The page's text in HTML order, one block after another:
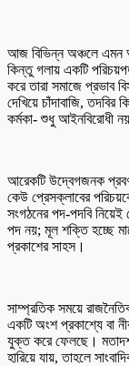
আজ বিভিন্ন অঞ্চলে এমন
কিন্তু গলায় একটি
করে তারা সমাজে প্রভাব
দেখিয়ে চাঁদাবাজি,
কর্মকা- শুধু আইনবিরোধী
আরেকটি উদ্বেগজনক
কেউ প্রেসক্লাবের
সংগঠনের পদ-পদবি
পদ নয়; মূল শক্তি হচ্ছে
প্রকাশের সাহস।
সাম্প্রতিক সময়ে
একটি অংশ প্রকাশ্যে বা
যুক্ত করে ফেলছে। মতাদর্শ
হারিয়ে যায়, তাহলে